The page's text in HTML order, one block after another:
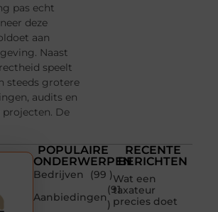
pas echt
deze
aan
Naast
speelt
steeds grotere
audits en
De
POPULAIRE
ONDERWERPEN
Bedrijven
(99 )
Aanbiedingen
(91
)
RECENTE
BERICHTEN
Wat een
taxateur
precies doet